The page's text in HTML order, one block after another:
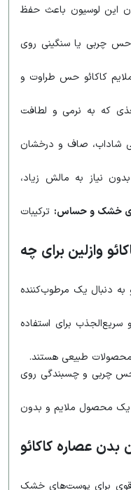
این لوسیون باعث حفظ
چربی یا سنگینی روی
کاکائو حس طراوت و
که به نرمی و لطافت
شاداب، صاف و درخشان
بدون نیاز به مالش زیاد،
خشک و حساس: ترکیبات
وازلین برای چه
دنبال یک مرطوب‌کننده
برای استفاده
محصولات طبیعی هستند.
چربی و چسبندگی روی
یک محصول ملایم و بدون
بدن عصاره کاکائو
قوی برای پوست‌های خشک